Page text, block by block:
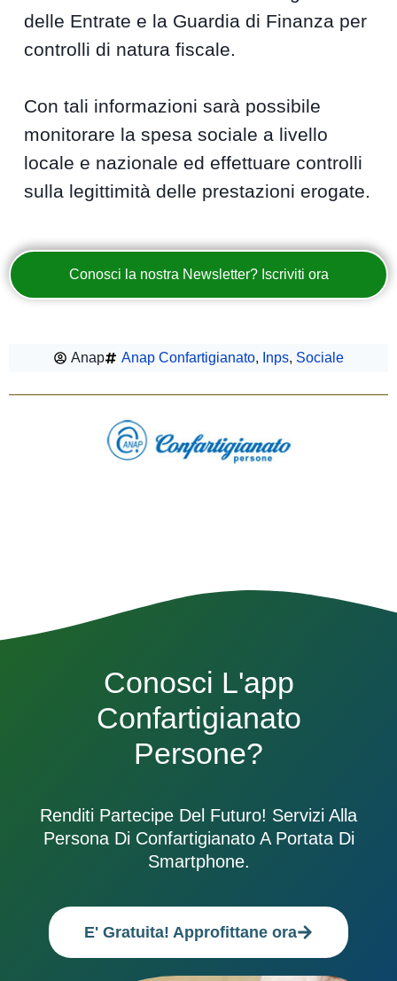
delle Entrate e la Guardia di Finanza per
controlli di natura fiscale.
Con tali informazioni sarà possibile
monitorare la spesa sociale a livello
locale e nazionale ed effettuare controlli
sulla legittimità delle prestazioni erogate.
Conosci la nostra Newsletter? Iscriviti ora
Anap Anap Confartigianato, Inps, Sociale
Conosci L'app
Confartigianato
Persone?
Renditi Partecipe Del Futuro! Servizi Alla
Persona Di Confartigianato A Portata Di
Smartphone.
E' Gratuita! Approfittane ora